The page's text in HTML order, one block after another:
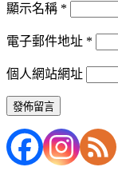
顯示名稱 *
電子郵件地址 *
個人網站網址